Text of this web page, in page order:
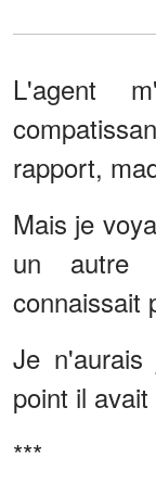
L'agent
rapport,
Mais je
un autre
connaissait
Je
point il
***